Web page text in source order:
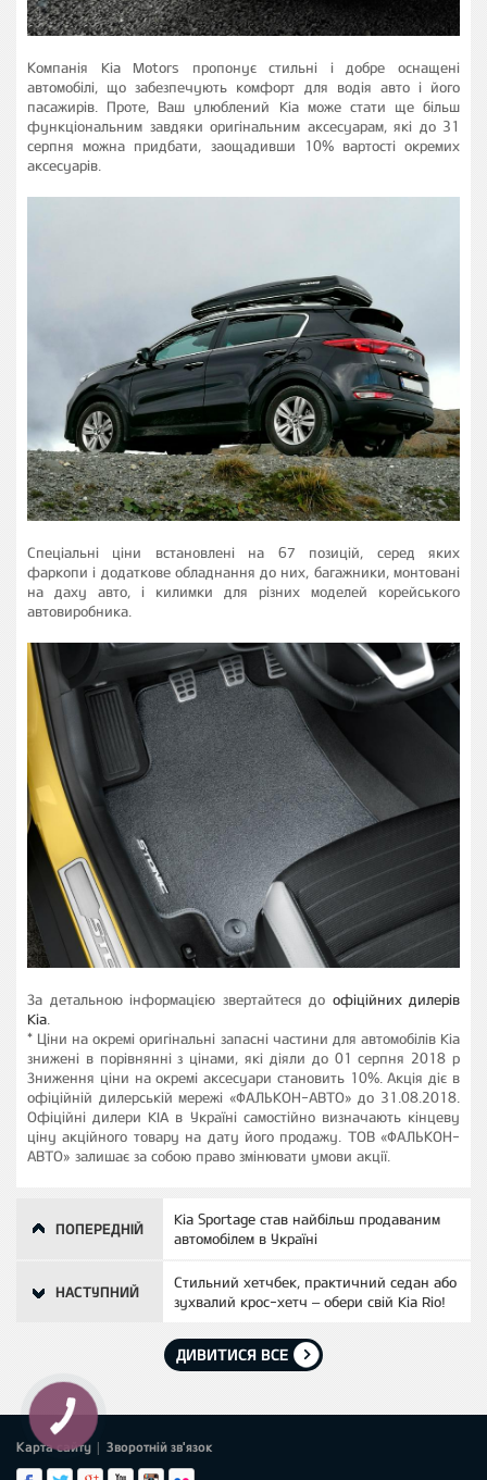
Компанія Kia Motors пропонує стильні і добре оснащені
автомобілі, що забезпечують комфорт для водія авто і його
пасажирів. Проте, Ваш улюблений Kia може стати ще більш
функціональним завдяки оригінальним аксесуарам, які до 31
серпня можна придбати, заощадивши 10% вартості окремих
аксесуарів.
Спеціальні ціни встановлені на 67 позицій, серед яких
фаркопи і додаткове обладнання до них, багажники, монтовані
на даху авто, і килимки для різних моделей корейського
автовиробника.
За детальною інформацією звертайтеся до офіційних дилерів
Kia
* Ціни на окремі оригінальні запасні частини для автомобілів Kia
знижені в порівнянні з цінами, які діяли до 01 серпня 2018 р
Зниження ціни на окремі аксесуари становить 10%. Акція діє в
офіційній дилерській мережі «ФАЛЬКОН-АВТО» до 31.08.2018.
Офіційні дилери KIA в Україні самостійно визначають кінцеву
ціну акційного товару на дату його продажу. ТОВ «ФАЛЬКОН-
АВТО» залишає за собою право змінювати умови акції.
ПОПЕРЕДНІЙ
Kia Sportage став найбільш продаваним
автомобілем в Україні
НАСТУПНИЙ
Стильний хетчбек, практичний седан або
зухвалий крос-хетч – обери свій Kia Rio!
ДИВИТИСЯ ВСЕ
Карта сайту Зворотній зв'язок